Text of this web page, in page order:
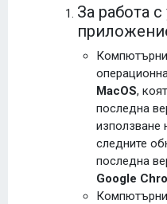
За работа с
MacOS,
последна
използване
следните
последна
Google